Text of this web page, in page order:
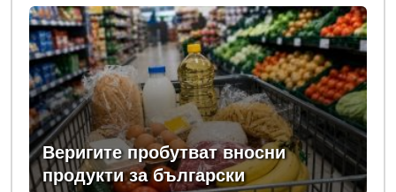
Веригите пробутват вносни
продукти за български